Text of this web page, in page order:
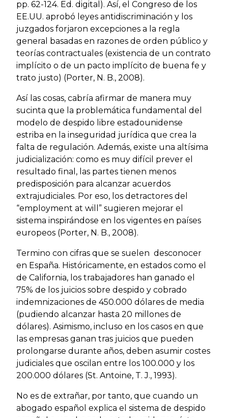
pp. 62-124. Ed. digital). Así, el Congreso de los
EE.UU. aprobó leyes antidiscriminación y los
juzgados forjaron excepciones a la regla
general basadas en razones de orden público y
teorías contractuales (existencia de un contrato
implícito o de un pacto implícito de buena fe y
trato justo) (Porter, N. B., 2008).
Así las cosas, cabría afirmar de manera muy
sucinta que la problemática fundamental del
modelo de despido libre estadounidense
estriba en la inseguridad jurídica que crea la
falta de regulación. Además, existe una altísima
judicialización: como es muy difícil prever el
resultado final, las partes tienen menos
predisposición para alcanzar acuerdos
extrajudiciales. Por eso, los detractores del
“employment at will” sugieren mejorar el
sistema inspirándose en los vigentes en países
europeos (Porter, N. B., 2008).
Termino con cifras que se suelen desconocer
en España. Históricamente, en estados como el
de California, los trabajadores han ganado el
75% de los juicios sobre despido y cobrado
indemnizaciones de 450.000 dólares de media
(pudiendo alcanzar hasta 20 millones de
dólares). Asimismo, incluso en los casos en que
las empresas ganan tras juicios que pueden
prolongarse durante años, deben asumir costes
judiciales que oscilan entre los 100.000 y los
200.000 dólares (St. Antoine, T. J., 1993).
No es de extrañar, por tanto, que cuando un
abogado español explica el sistema de despido